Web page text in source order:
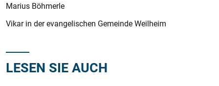
Marius Böhmerle
Vikar in der evangelischen Gemeinde Weilheim
LESEN SIE AUCH